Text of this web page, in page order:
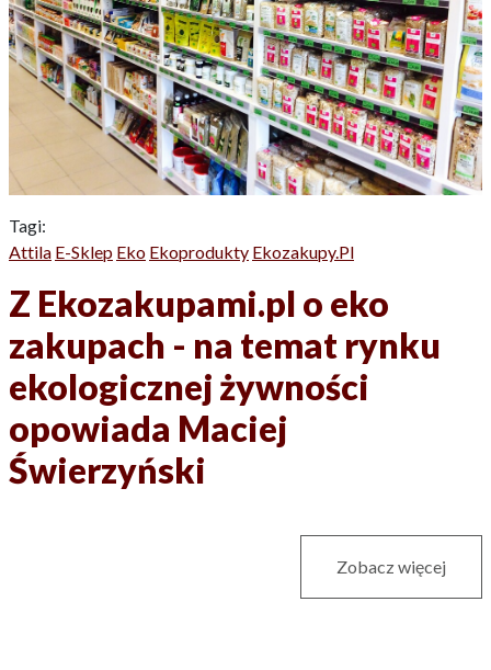
Tagi:
Attila E-Sklep Eko Ekoprodukty Ekozakupy.pl
Z Ekozakupami.pl o eko
zakupach - na temat rynku
ekologicznej żywności
opowiada Maciej
Świerzyński
Zobacz więcej